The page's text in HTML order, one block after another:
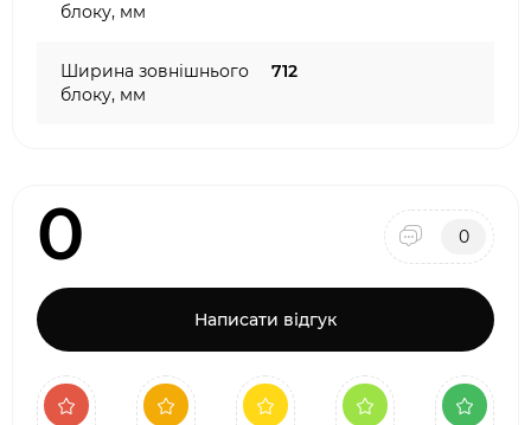
блоку, мм
Ширина зовнішнього
блоку, мм
712
0 0
Написати відгук